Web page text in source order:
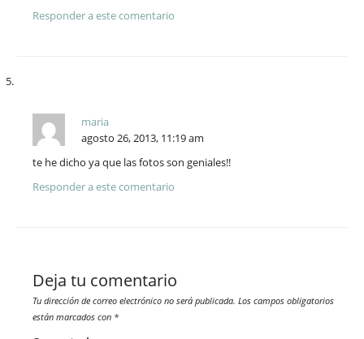
Responder a este comentario
maria
agosto 26, 2013, 11:19 am
te he dicho ya que las fotos son geniales!!
Responder a este comentario
Deja tu comentario
Tu dirección de correo electrónico no será publicada. Los campos obligatorios
están marcados con *